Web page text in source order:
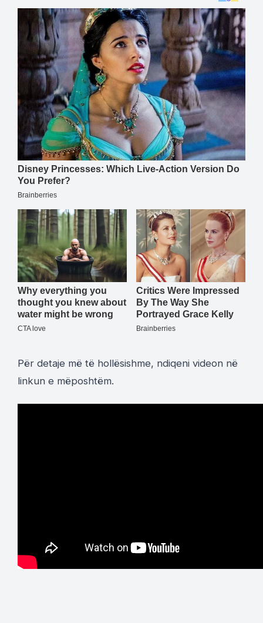
Për detaje më të hollësishme, ndiqeni videon në
linkun e mëposhtëm.